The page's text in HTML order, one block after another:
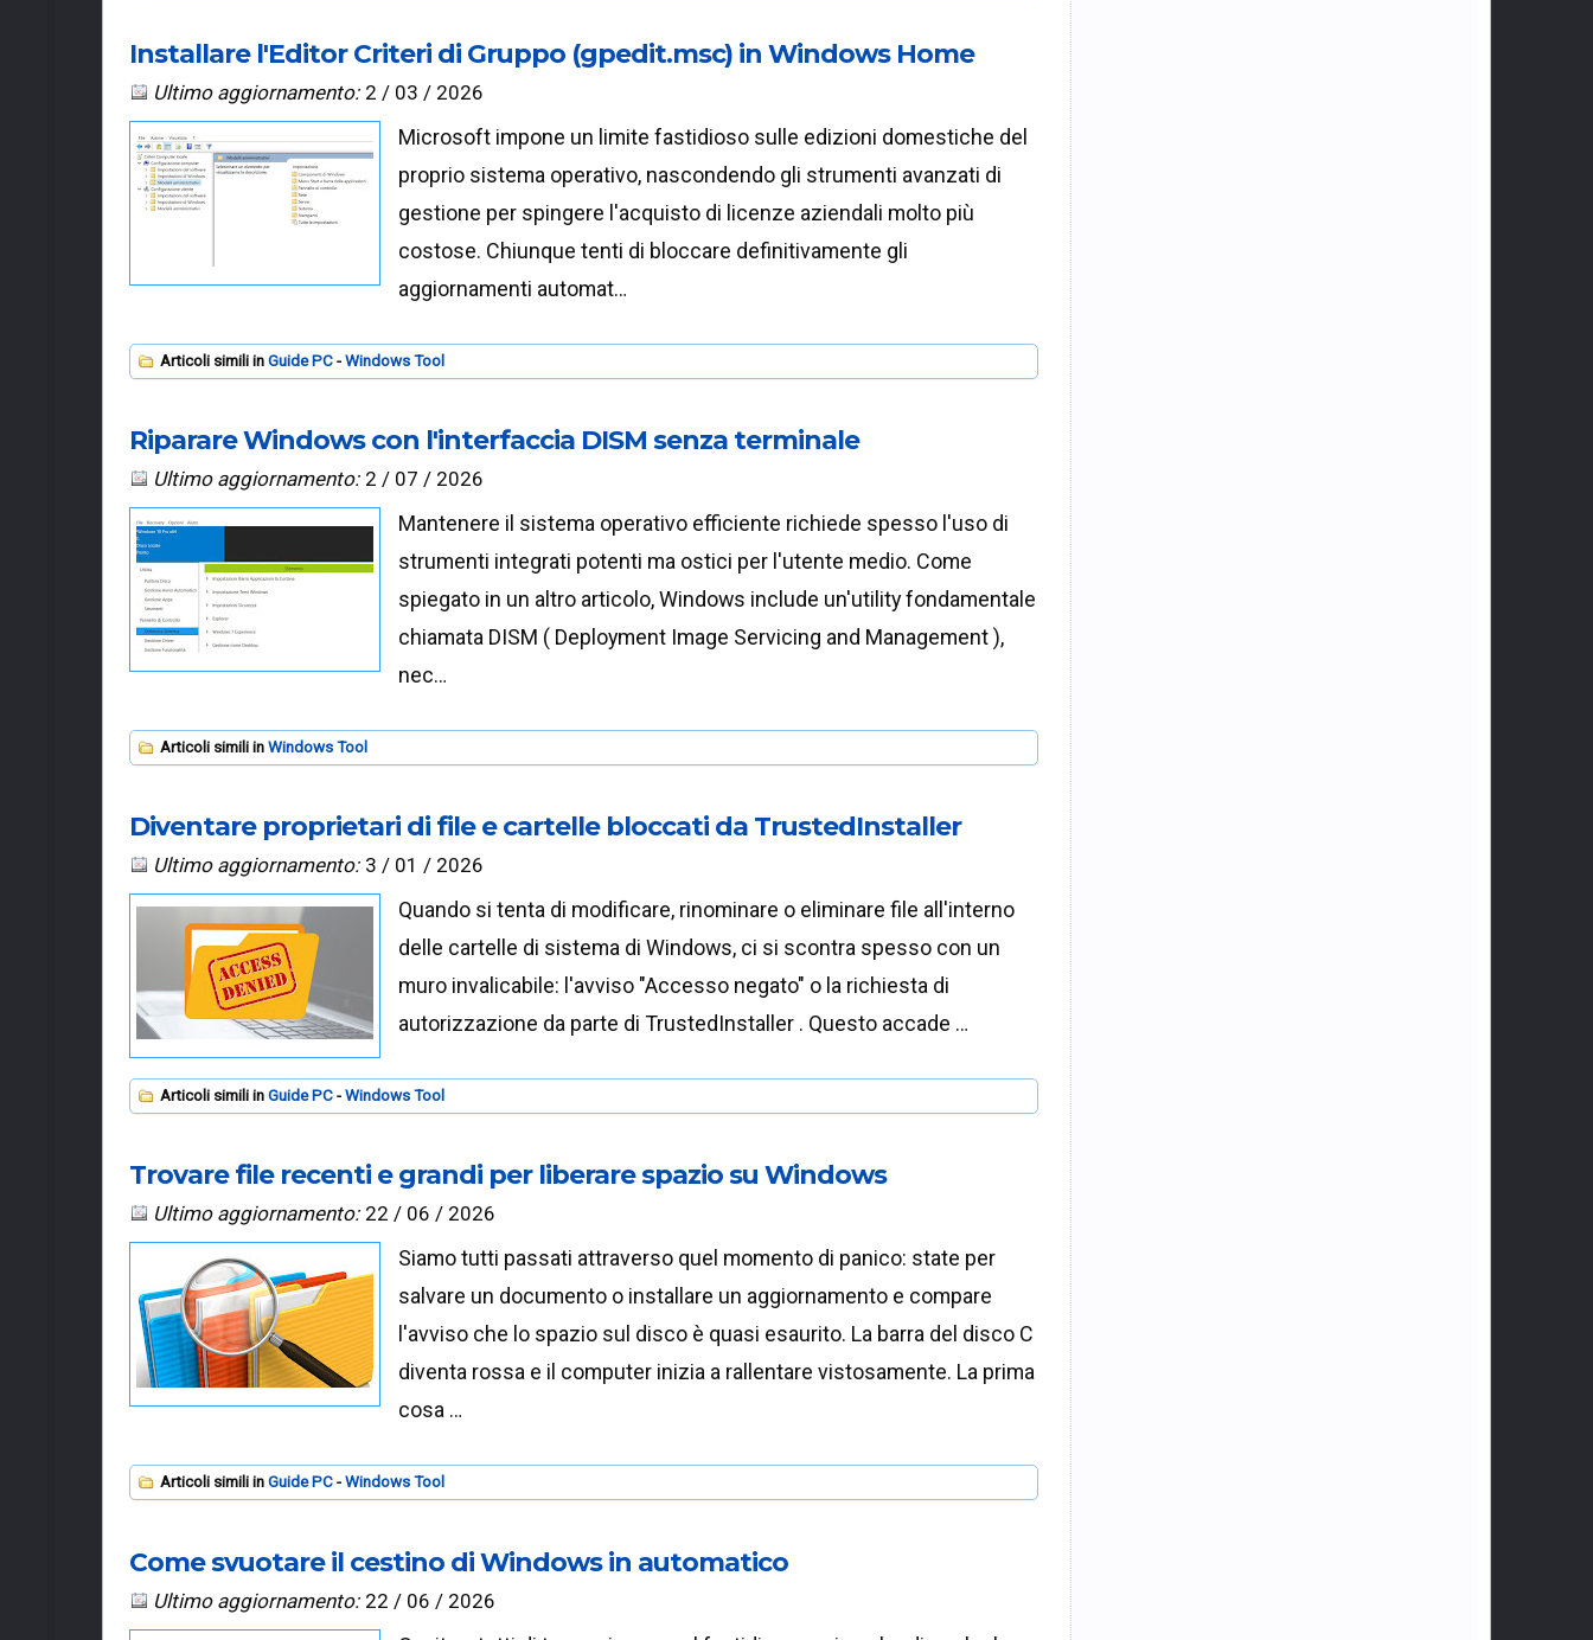
Installare l'Editor Criteri di Gruppo (gpedit.msc) in Windows Home
Ultimo aggiornamento: 2 / 03 / 2026
Microsoft impone un limite fastidioso sulle edizioni domestiche del
proprio sistema operativo, nascondendo gli strumenti avanzati di
gestione per spingere l'acquisto di licenze aziendali molto più
costose. Chiunque tenti di bloccare definitivamente gli
aggiornamenti automat…
Articoli simili in Guide PC Windows Tool
Riparare Windows con l'interfaccia DISM senza terminale
Ultimo aggiornamento: 2 / 07 / 2026
Mantenere il sistema operativo efficiente richiede spesso l'uso di
strumenti integrati potenti ma ostici per l'utente medio. Come
spiegato in un altro articolo, Windows include un'utility fondamentale
chiamata DISM ( Deployment Image Servicing and Management ),
nec…
Articoli simili in Windows Tool
Diventare proprietari di file e cartelle bloccati da TrustedInstaller
Ultimo aggiornamento: 3 / 01 / 2026
Quando si tenta di modificare, rinominare o eliminare file all'interno
delle cartelle di sistema di Windows, ci si scontra spesso con un
muro invalicabile: l'avviso "Accesso negato" o la richiesta di
autorizzazione da parte di TrustedInstaller . Questo accade …
Articoli simili in Guide PC Windows Tool
Trovare file recenti e grandi per liberare spazio su Windows
Ultimo aggiornamento: 22 / 06 / 2026
Siamo tutti passati attraverso quel momento di panico: state per
salvare un documento o installare un aggiornamento e compare
l'avviso che lo spazio sul disco è quasi esaurito. La barra del disco C
diventa rossa e il computer inizia a rallentare vistosamente. La prima
cosa …
Articoli simili in Guide PC Windows Tool
Come svuotare il cestino di Windows in automatico
Ultimo aggiornamento: 22 / 06 / 2026